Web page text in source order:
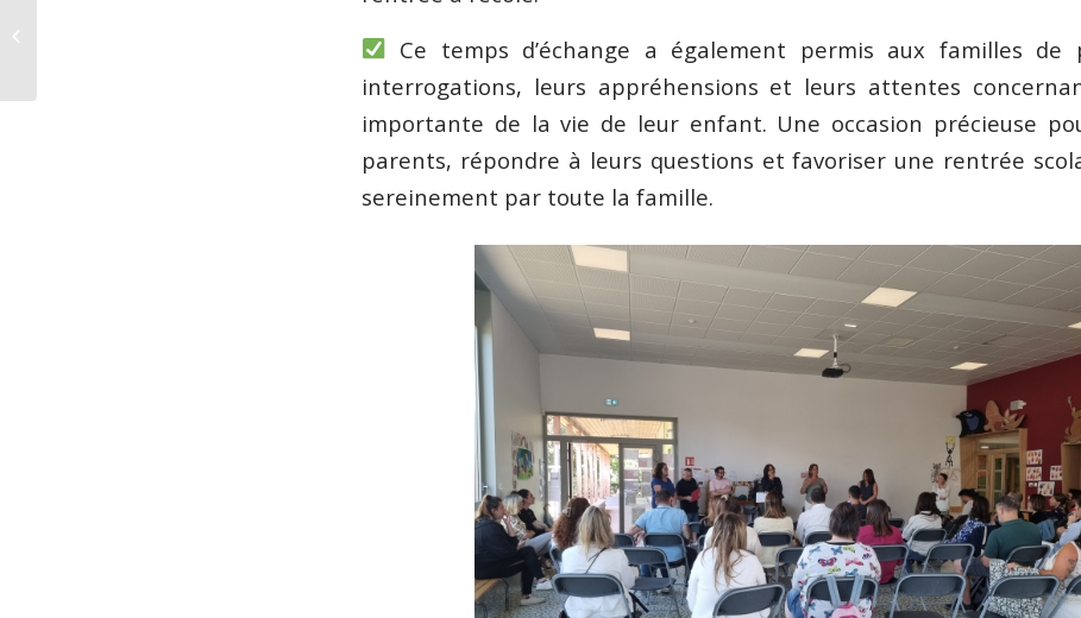
Ce temps d’échange a également permis aux familles de
interrogations, leurs appréhensions et leurs attentes
importante de la vie de leur enfant. Une occasion précieuse
parents, répondre à leurs questions et favoriser une rentrée
sereinement par toute la famille.